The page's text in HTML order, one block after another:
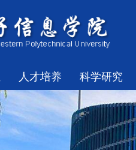
人才培养 科学研究